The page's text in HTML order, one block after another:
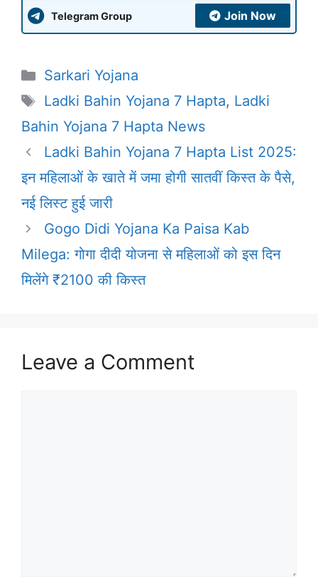
Telegram Group Join Now
Categories
Sarkari Yojana
Tags
Ladki Bahin Yojana 7 Hapta, Ladki
Bahin Yojana 7 Hapta News
Ladki Bahin Yojana 7 Hapta List 2025:
इन महिलाओं के खाते में जमा होगी सातवीं किस्त के पैसे,
नई लिस्ट हुई जारी
Gogo Didi Yojana Ka Paisa Kab
Milega: गोगा दीदी योजना से महिलाओं को इस दिन
मिलेंगे ₹2100 की किस्त
Leave a Comment